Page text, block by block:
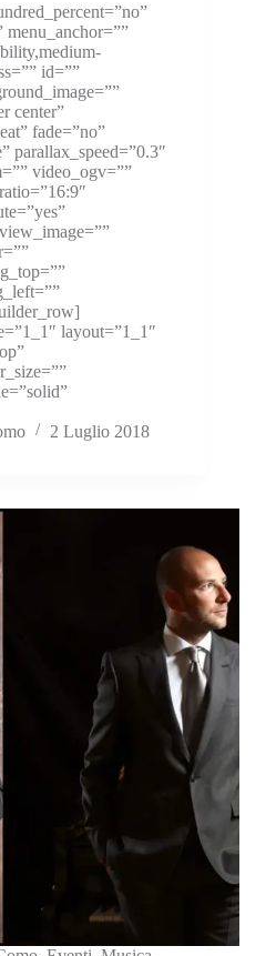
menu_anchor=””
id=””
center”
fade=”no”
parallax_speed=”0.3″
video_ogv=””
layout=”1_1″
2 Luglio 2018